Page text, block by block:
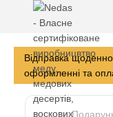
Відправка
оформленні та